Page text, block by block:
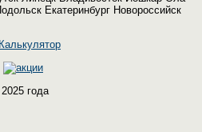
Екатеринбург Новороссийск
года